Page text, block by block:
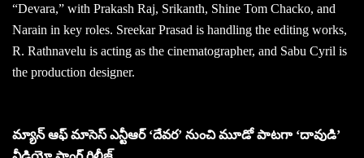
“Devara,” with Prakash Raj, Srikanth, Shine Tom Chacko, and
Narain in key roles. Sreekar Prasad is handling the editing works,
R. Rathnavelu is acting as the cinematographer, and Sabu Cyril is
the production designer.
మ్యాన్ ఆఫ్ మాసెస్ ఎన్టీఆర్ ‘దేవర’ నుంచి మూడో పాటగా ‘దావుడి’